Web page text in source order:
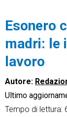
Ecommerce
Esonero
madri: le
lavoro
Autore:
Ultimo
Tempo di lettura: